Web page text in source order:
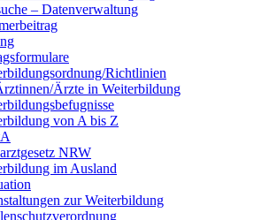
– Datenverwaltung
Richtlinien
Ärzte in Weiterbildung
von A bis Z
NRW
im Ausland
zur Weiterbildung